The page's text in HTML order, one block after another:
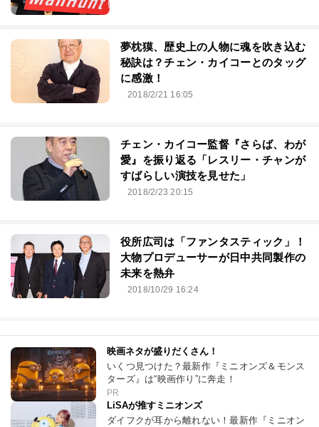
夢枕獏、歴史上の人物に魂を吹き込む
秘訣は？チェン・カイコーとのタッグ
に感激！
2018/2/21 16:05
チェン・カイコー監督『さらば、わが
愛』を振り返る「レスリー・チャンが
すばらしい演技を見せた」
2018/2/23 20:15
役所広司は「ファンタスティック」！
大物プロデューサーが日中共同製作の
未来を熱弁
2018/10/29 16:24
映画ネタが盛りだくさん！
いくつ見つけた？最新作『ミニオンズ＆モンス
ターズ』は“映画作り”に奔走！
PR
LiSAが推すミニオンズ
ダイフクが耳から離れない！最新作『ミニオン